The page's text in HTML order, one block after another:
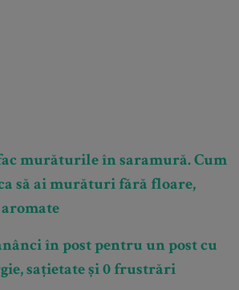
murăturile în saramură. Cum
să ai murături fără floare,
în post pentru un post cu
sațietate și 0 frustrări